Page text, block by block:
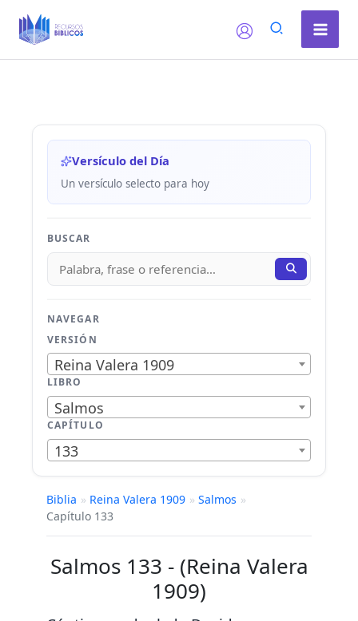
Versículo del Día
Un versículo selecto para hoy
BUSCAR
NAVEGAR
VERSIÓN
Reina Valera 1909
LIBRO
Salmos
CAPÍTULO
133
Biblia » Reina Valera 1909 » Salmos »
Capítulo 133
Salmos 133 - (Reina Valera
1909)